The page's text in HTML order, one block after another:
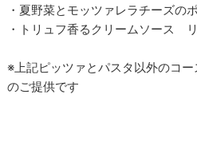
・夏野菜とモッツァレラチーズ
・トリュフ香るクリームソース
※上記ピッツァとパスタ以外のコ
のご提供です